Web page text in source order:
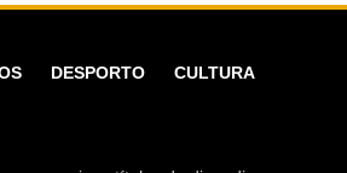
DESPORTO
CULTURA